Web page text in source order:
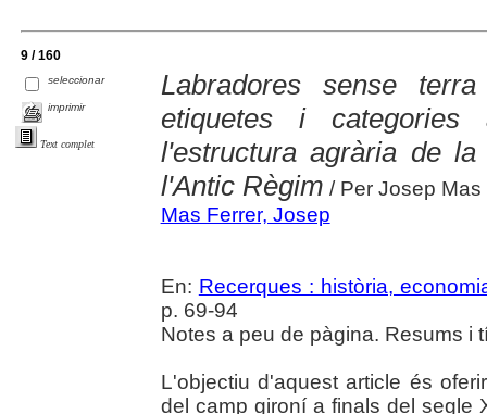
9 / 160
seleccionar
imprimir
Text complet
Labradores sense
etiquetes i
l'estructura agrària de
l'Antic Règim / Per Josep Mas
Mas Ferrer, Josep
En: Recerques : història,
p. 69-94
Notes a peu de pàgina. Resums i
L'objectiu d'aquest article és
del camp gironí a finals del segle